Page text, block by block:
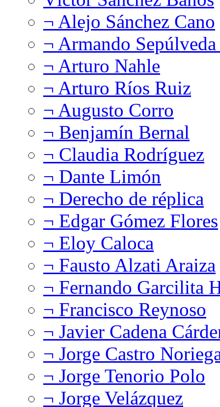
¬ Alejo Sánchez Cano
¬ Armando
¬ Arturo Nahle
¬ Arturo Ríos Ruiz
¬ Augusto Corro
¬ Benjamín Bernal
¬ Claudia Rodríguez
¬ Dante Limón
¬ Derecho de réplica
¬ Edgar Gómez Flores
¬ Eloy Caloca
¬ Fausto Alzati Araiza
¬ Fernando Garcilita
¬ Francisco Reynoso
¬ Javier Cadena
¬ Jorge Castro
¬ Jorge Tenorio Polo
¬ Jorge Velázquez